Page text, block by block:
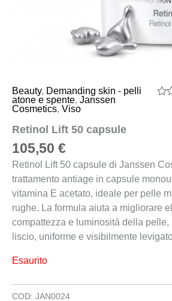
Beauty, Demanding skin - pelli
atone e spente, Janssen
Cosmetics, Viso
Retinol Lift 50 capsule
105,50 €
Retinol Lift 50 capsule di Janssen
trattamento antiage in capsule
vitamina E acetato, ideale per pelle
rughe. La formula aiuta a migliorare
compattezza e luminosità della
liscio, uniforme e visibilmente
Esaurito
COD: JAN0024